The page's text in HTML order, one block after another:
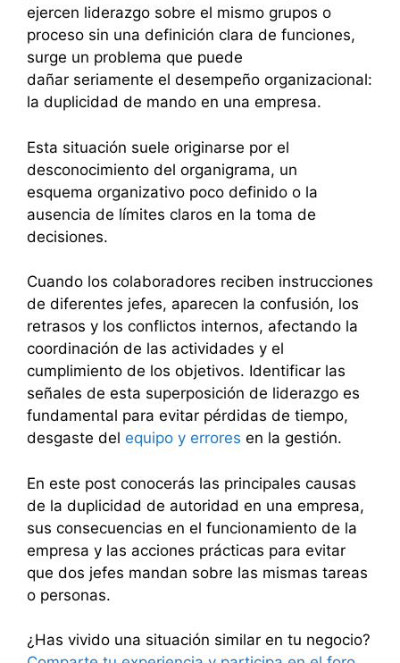
ejercen liderazgo sobre el mismo grupos o
proceso sin una definición clara de funciones,
surge un problema que puede
dañar seriamente el desempeño organizacional:
la duplicidad de mando en una empresa.
Esta situación suele originarse por el
desconocimiento del organigrama, un
esquema organizativo poco definido o la
ausencia de límites claros en la toma de
decisiones.
Cuando los colaboradores reciben instrucciones
de diferentes jefes, aparecen la confusión, los
retrasos y los conflictos internos, afectando la
coordinación de las actividades y el
cumplimiento de los objetivos. Identificar las
señales de esta superposición de liderazgo es
fundamental para evitar pérdidas de tiempo,
desgaste del equipo y errores en la gestión.
En este post conocerás las principales causas
de la duplicidad de autoridad en una empresa,
sus consecuencias en el funcionamiento de la
empresa y las acciones prácticas para evitar
que dos jefes mandan sobre las mismas tareas
o personas.
¿Has vivido una situación similar en tu negocio?